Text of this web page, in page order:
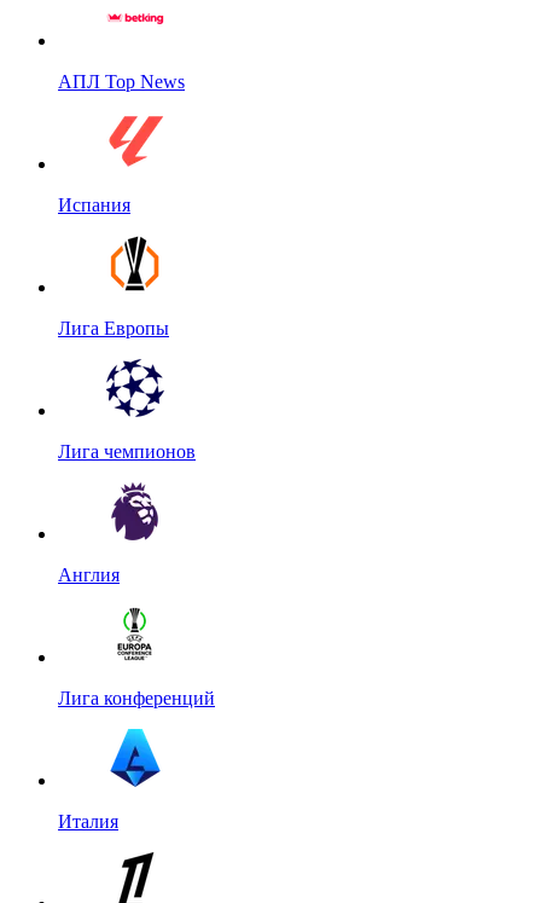
АПЛ Top News
Испания
Лига Европы
Лига чемпионов
Англия
Лига конференций
Италия